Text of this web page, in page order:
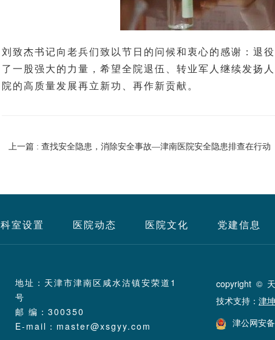
刘致杰书记向老兵们致以节日的问候和衷心的感谢：退
了一股强大的力量，希望全院退伍、转业军人继续发扬
院的高质量发展再立新功、再作新贡献。
上一篇 : 查找安全隐患，消除安全事故—津南医院安全隐患排查在行动
科室设置 医院动态 医院文化 党建信息
地址：天津市津南区咸水沽镇安荣道1
号
邮 编：300350
E-mail：master@xsgyy.com
copyright ©
技术支持： 津
津公网安